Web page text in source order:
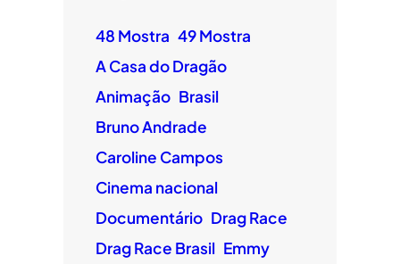
48 Mostra 49 Mostra
A Casa do Dragão
Animação Brasil
Bruno Andrade
Caroline Campos
Cinema nacional
Documentário Drag Race
Drag Race Brasil Emmy